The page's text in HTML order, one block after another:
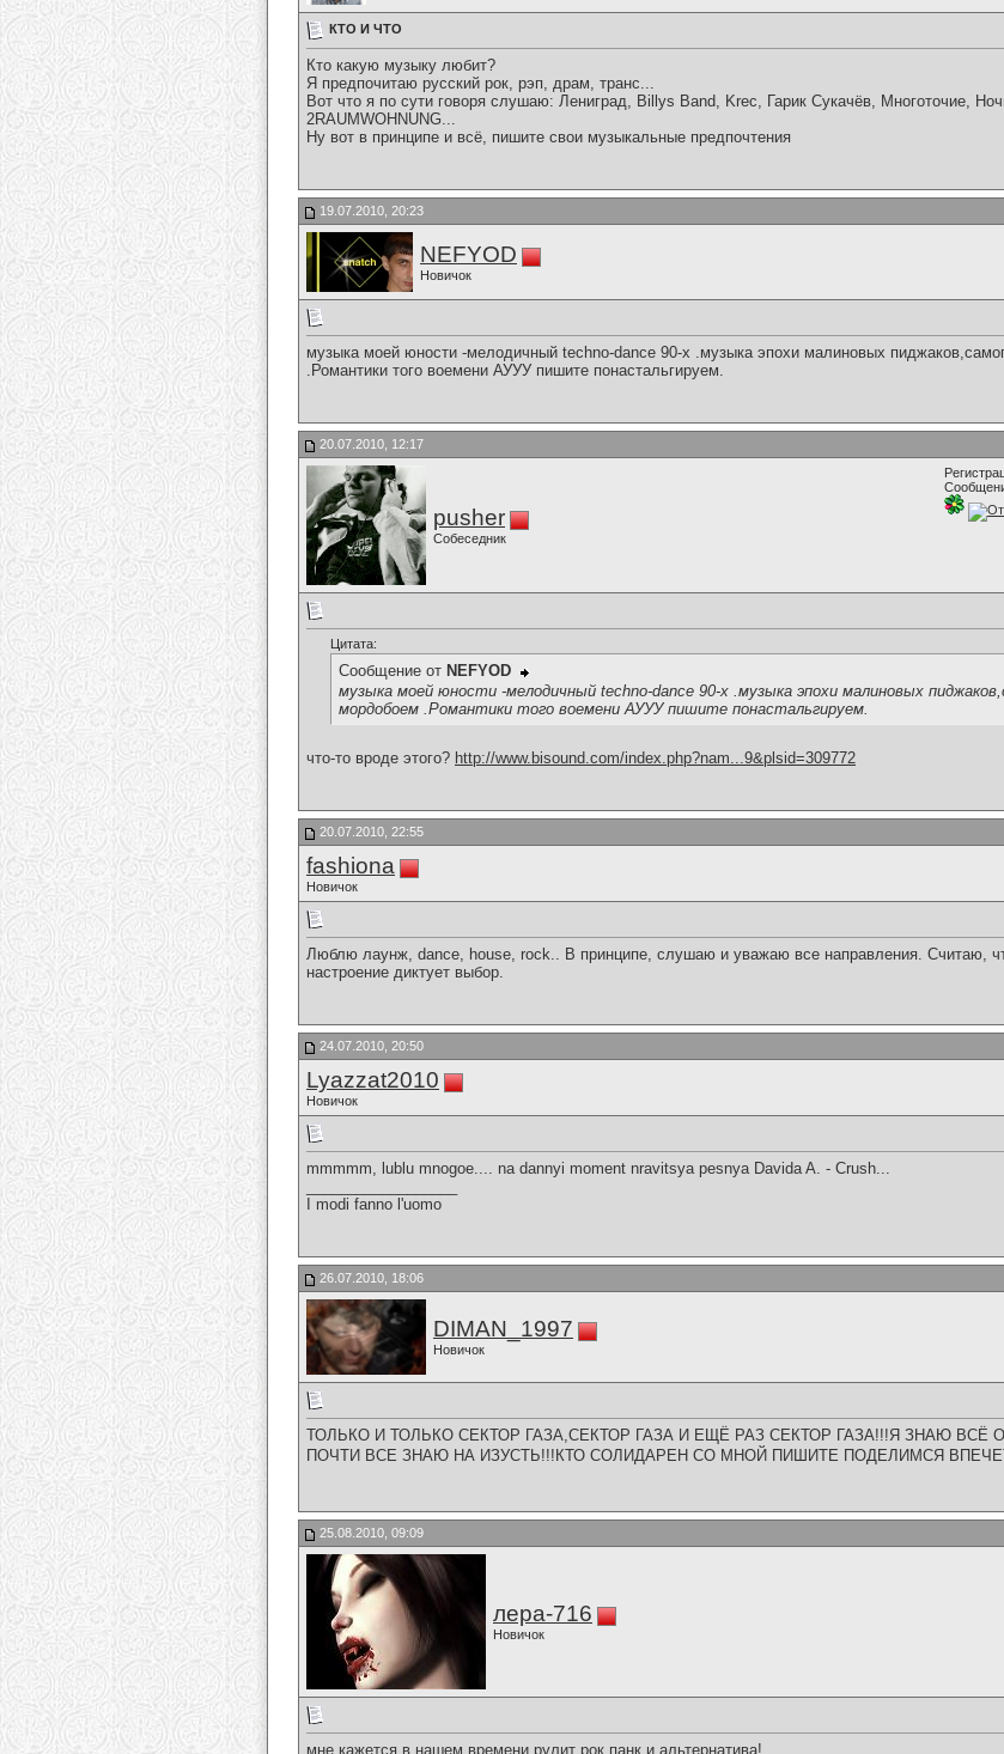
КТО И ЧТО
Кто какую музыку любит?
Я предпочитаю русский рок, рэп, драм, транс...
Вот что я по сути говоря слушаю: Лениград, Billys Band, Krec, Гарик Сукачёв, Многоточие,
2RAUMWOHNUNG...
Ну вот в принципе и всё, пишите свои музыкальные предпочтения
19.07.2010, 20:23
NEFYOD
Новичок
музыка моей юности -мелодичный techno-dance 90-х .музыка эпохи малиновых
.Романтики того воемени АУУУ пишите понастальгируем.
20.07.2010, 12:17
pusher
Собеседник
Цитата:
Сообщение от NEFYOD
музыка моей юности -мелодичный techno-dance 90-х .музыка эпохи малиновых
мордобоем .Романтики того воемени АУУУ пишите понастальгируем.
что-то вроде этого? http://www.bisound.com/index.php?nam...9&plsid=309772
20.07.2010, 22:55
fashiona
Новичок
Люблю лаунж, dance, house, rock.. В принципе, слушаю и уважаю все направления. Считаю,
настроение диктует выбор.
24.07.2010, 20:50
Lyazzat2010
Новичок
mmmmm, lublu mnogoe.... na dannyi moment nravitsya pesnya Davida A. - Crush...
I modi fanno l'uomo
26.07.2010, 18:06
DIMAN_1997
Новичок
ТОЛЬКО И ТОЛЬКО СЕКТОР ГАЗА,СЕКТОР ГАЗА И ЕЩЁ РАЗ СЕКТОР ГАЗА!!!Я ЗНАЮ ВСЁ
ПОЧТИ ВСЕ ЗНАЮ НА ИЗУСТЬ!!!КТО СОЛИДАРЕН СО МНОЙ ПИШИТЕ ПОДЕЛИМСЯ
25.08.2010, 09:09
лера-716
Новичок
мне кажется в нашем времени рулит рок,панк и альтернатива!